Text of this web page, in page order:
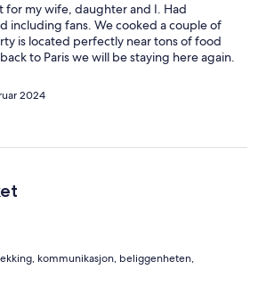
for my wife, daughter and I. Had
including fans. We cooked a couple of
is located perfectly near tons of food
to Paris we will be staying here again.
2024
kommunikasjon, beliggenheten,